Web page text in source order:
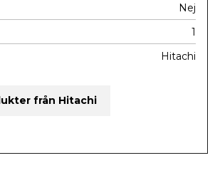
Nej
1
Hitachi
från Hitachi